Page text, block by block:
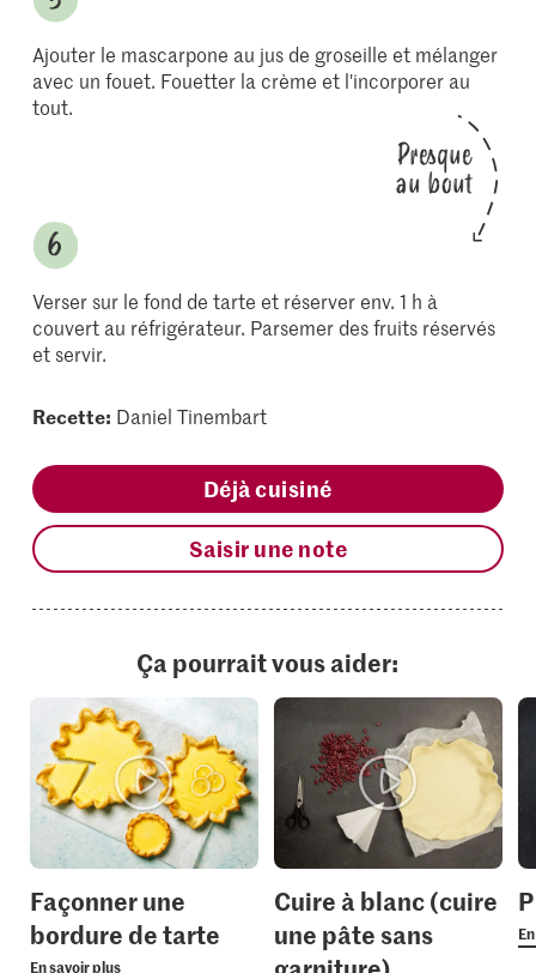
Ajouter le mascarpone au jus de groseille et mélanger
avec un fouet. Fouetter la crème et l'incorporer au
tout.
Presque
au bout
Verser sur le fond de tarte et réserver env. 1 h à
couvert au réfrigérateur. Parsemer des fruits réservés
et servir.
Recette: Daniel Tinembart
Déjà cuisiné
Saisir une note
Ça pourrait vous aider:
Façonner une
bordure de tarte
En savoir plus
Cuire à blanc (cuire
une pâte sans